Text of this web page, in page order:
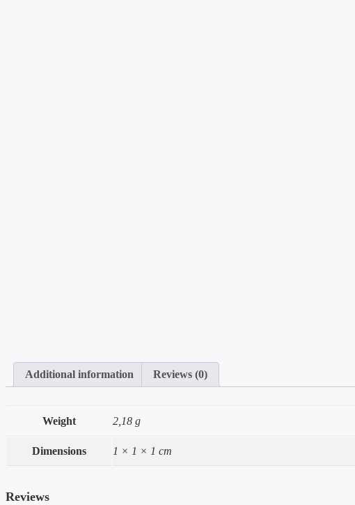
Additional information Reviews (0)
Weight 2,18 g
Dimensions 1 × 1 × 1 cm
Reviews